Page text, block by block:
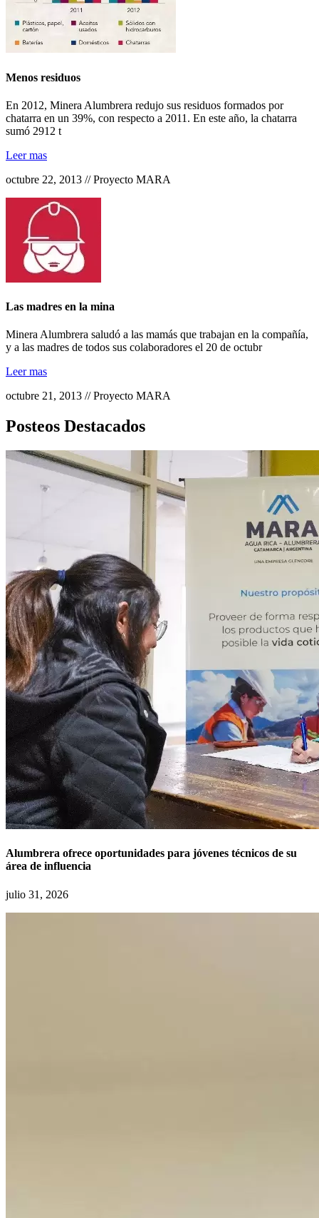
Menos residuos
En 2012, Minera Alumbrera redujo sus residuos formados por
chatarra en un 39%, con respecto a 2011. En este año, la chatarra
sumó 2912 t
Leer mas
octubre 22, 2013 // Proyecto MARA
Las madres en la mina
Minera Alumbrera saludó a las mamás que trabajan en la compañía,
y a las madres de todos sus colaboradores el 20 de octubr
Leer mas
octubre 21, 2013 // Proyecto MARA
Posteos Destacados
Alumbrera ofrece oportunidades para jóvenes técnicos de su
área de influencia
julio 31, 2026